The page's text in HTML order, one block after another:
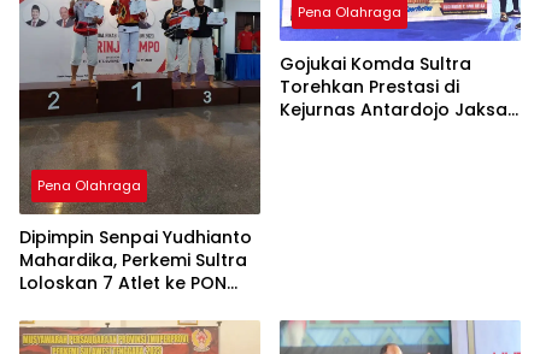
Pena Olahraga
Dipimpin Senpai Yudhianto
Mahardika, Perkemi Sultra
Loloskan 7 Atlet ke PON
Pena Olahraga
Gojukai Komda Sultra
Torehkan Prestasi di
Kejurnas Antardojo Jaksa